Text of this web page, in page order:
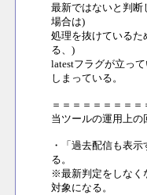
最新ではないと判断
場合は)
処理を抜けているた
る、)
latestフラグが立っ
しまっている。
＝＝＝＝＝＝＝＝＝
当ツールの運用上の
・「過去配信も表
る。
※最新判定をしなく
対象になる。